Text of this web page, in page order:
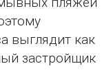
выглядит как
застройщик